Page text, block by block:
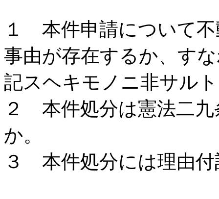
１ 本件申請について不
事由が存在するか、す
記スヘキモノニ非サル
２ 本件処分は憲法二九
か。
３ 本件処分には理由